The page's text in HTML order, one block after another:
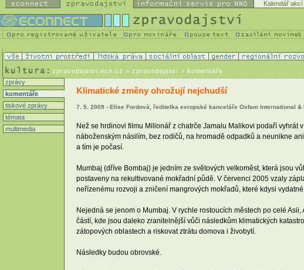
Kalendář akcí
zpravodajstvi.ecn.cz > zpravodajství > komentáře
zprávy
komentáře
tiskové zprávy
témata
multimedia
Klimatické změny ohrožují nejchudší
7. 5. 2009 - Elise Fordová, ředitelka evropské kanceláře Oxfam International
Než se hrdinovi filmu Milionář z chatrče Jamalu Malikovi podaří vyhrát
náboženským násilím, bez rodičů, na hromadě odpadků a neunikne
a tím je počasí.
Mumbaj (dříve Bombaj) je jedním ze světových velkoměst, která jsou
postaveny na rekultivované mokřadní půdě. V červenci 2005 vzaly
neřízenému rozvoji a zničení mangrových mokřadů, které kdysi
Nejedná se jenom o Mumbaj. V rychle rostoucích městech po celé
částí, kde jsou daleko zranitelnější vůči následkům klimatických
zátopových oblastech a riskovat ztrátu domova i živobytí.
Následky budou obrovské.